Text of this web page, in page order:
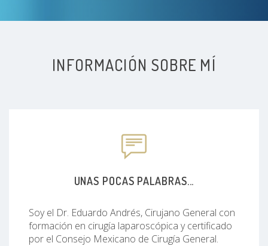
INFORMACIÓN SOBRE MÍ
UNAS POCAS PALABRAS...
Soy el Dr. Eduardo Andrés, Cirujano General con
formación en cirugía laparoscópica y certificado
por el Consejo Mexicano de Cirugía General.